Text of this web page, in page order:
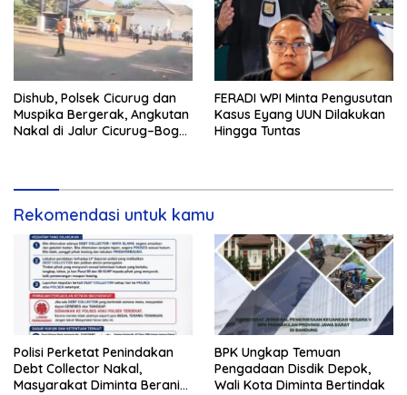
Dishub, Polsek Cicurug dan
Muspika Bergerak, Angkutan
Nakal di Jalur Cicurug–Bogor
FERADI WPI Minta Pengusutan
Kasus Eyang UUN Dilakukan
Hingga Tuntas
Rekomendasi untuk kamu
Polisi Perketat Penindakan
Debt Collector Nakal,
Masyarakat Diminta Berani
BPK Ungkap Temuan
Pengadaan Disdik Depok,
Wali Kota Diminta Bertindak